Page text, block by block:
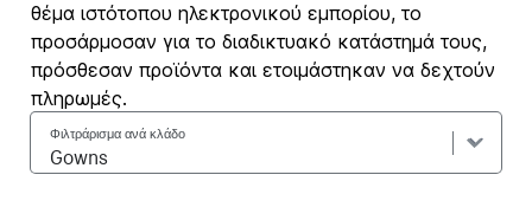
θέμα ιστότοπου ηλεκτρονικού εμπορίου, το
προσάρμοσαν για το διαδικτυακό κατάστημά τους,
πρόσθεσαν προϊόντα και ετοιμάστηκαν να δεχτούν
πληρωμές.
Φιλτράρισμα ανά κλάδο